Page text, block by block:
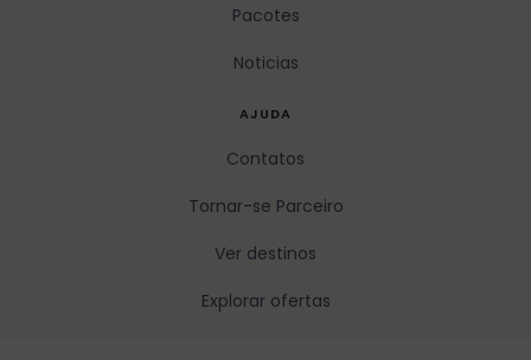
Pacotes
Noticias
AJUDA
Contatos
Tornar-se Parceiro
Ver destinos
Explorar ofertas